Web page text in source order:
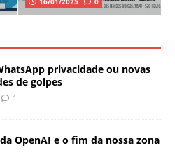
privacidade ou novas
de golpes
1
OpenAI e o fim da nossa zona